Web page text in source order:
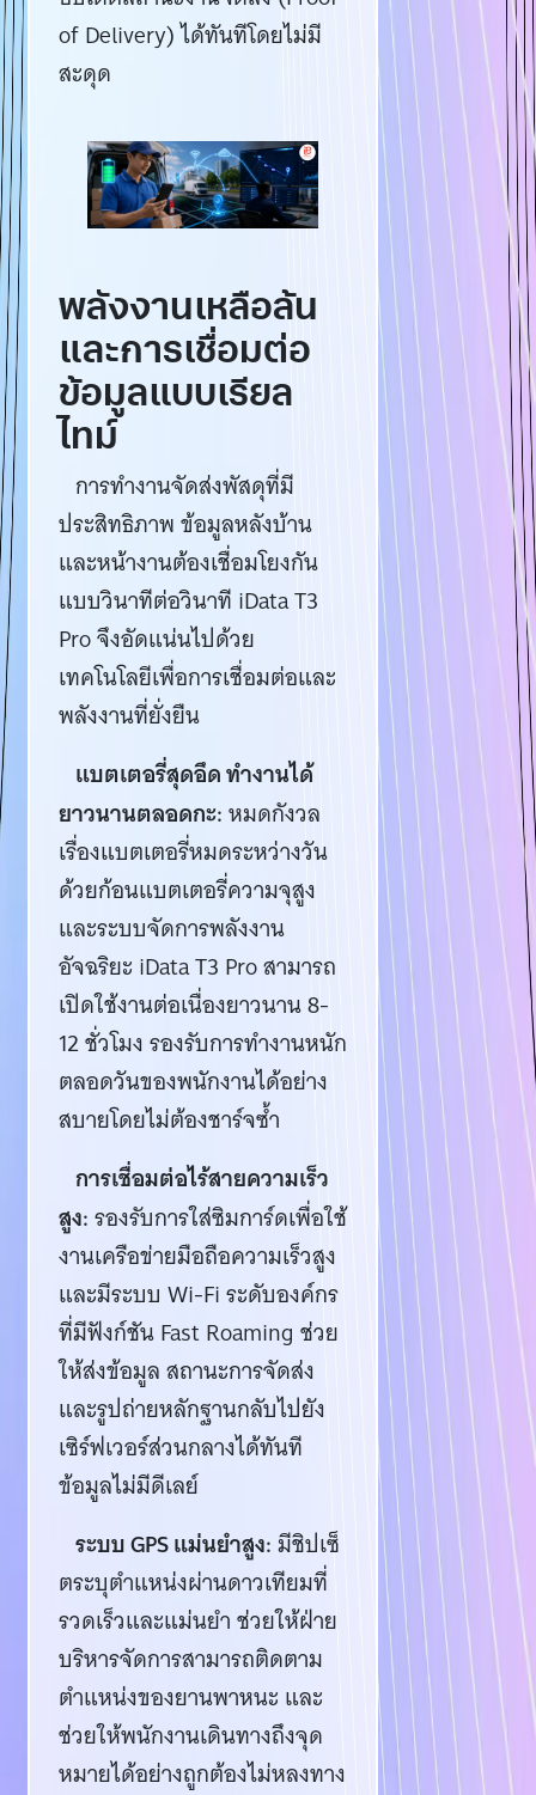
of Delivery) ได้ทันทีโดยไม่มี
สะดุด
พลังงานเหลือล้น
และการเชื่อมต่อ
ข้อมูลแบบเรียล
ไทม์
การทำงานจัดส่งพัสดุที่มี
ประสิทธิภาพ ข้อมูลหลังบ้าน
และหน้างานต้องเชื่อมโยงกัน
แบบวินาทีต่อวินาที iData T3
Pro จึงอัดแน่นไปด้วย
เทคโนโลยีเพื่อการเชื่อมต่อและ
พลังงานที่ยั่งยืน
แบตเตอรี่สุดอึด ทำงานได้
ยาวนานตลอดกะ:หมดกังวล
เรื่องแบตเตอรี่หมดระหว่างวัน
ด้วยก้อนแบตเตอรี่ความจุสูง
และระบบจัดการพลังงาน
อัจฉริยะ iData T3 Pro สามารถ
เปิดใช้งานต่อเนื่องยาวนาน 8-
12 ชั่วโมง รองรับการทำงานหนัก
ตลอดวันของพนักงานได้อย่าง
สบายโดยไม่ต้องชาร์จซ้ำ
การเชื่อมต่อไร้สายความเร็ว
สูง:รองรับการใส่ซิมการ์ดเพื่อใช้
งานเครือข่ายมือถือความเร็วสูง
และมีระบบ Wi-Fi ระดับองค์กร
ที่มีฟังก์ชัน Fast Roaming ช่วย
ให้ส่งข้อมูล สถานะการจัดส่ง
และรูปถ่ายหลักฐานกลับไปยัง
เซิร์ฟเวอร์ส่วนกลางได้ทันที
ข้อมูลไม่มีดีเลย์
ระบบ GPS แม่นยำสูง:มีชิปเซ็
ตระบุตำแหน่งผ่านดาวเทียมที่
รวดเร็วและแม่นยำ ช่วยให้ฝ่าย
บริหารจัดการสามารถติดตาม
ตำแหน่งของยานพาหนะ และ
ช่วยให้พนักงานเดินทางถึงจุด
หมายได้อย่างถูกต้องไม่หลงทาง